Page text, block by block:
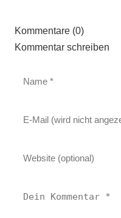
Kommentare (0)
Kommentar schreiben